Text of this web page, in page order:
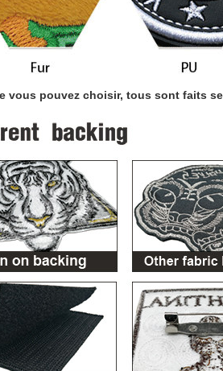
vous pouvez choisir, tous sont faits